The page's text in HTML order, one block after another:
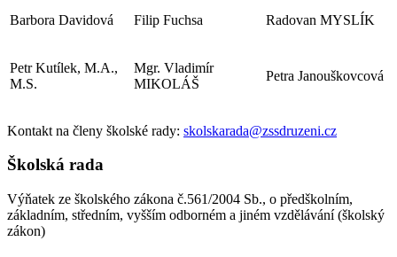
Barbora Davidová Filip Fuchsa Radovan MYSLÍK
Petr Kutílek, M.A.,
M.S.
Mgr. Vladimír
MIKOLÁŠ
Petra Janouškovcová
Kontakt na členy školské rady: skolskarada@zssdruzeni.cz
Školská rada
Výňatek ze školského zákona č.561/2004 Sb., o předškolním,
základním, středním, vyšším odborném a jiném vzdělávání (školský
zákon)